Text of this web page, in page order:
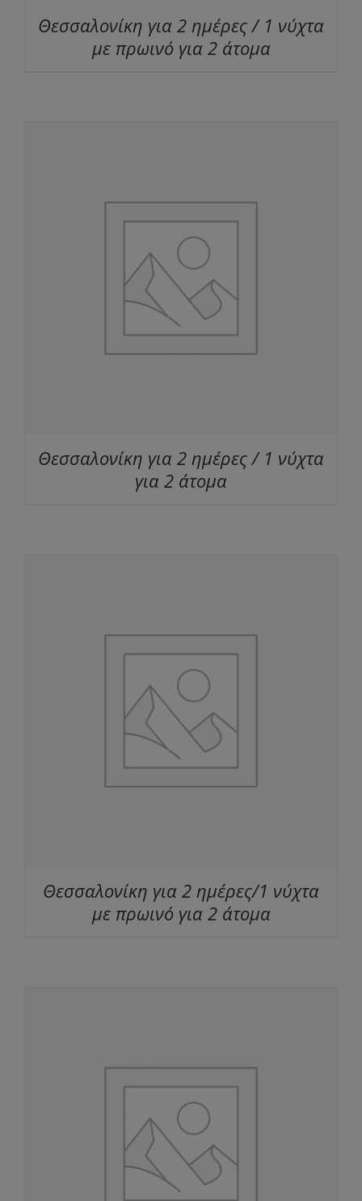
Θεσσαλονίκη για 2 ημέρες / 1 νύχτα
με πρωινό για 2 άτομα
Θεσσαλονίκη για 2 ημέρες / 1 νύχτα
για 2 άτομα
Θεσσαλονίκη για 2 ημέρες/1 νύχτα
με πρωινό για 2 άτομα